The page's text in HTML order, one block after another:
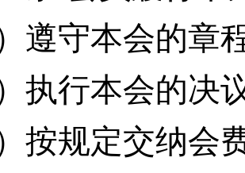
）遵守本会的章
执行本会的决
按规定交纳会